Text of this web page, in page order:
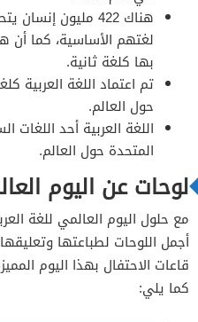
هناك 422 مليون
بها كلغة ثانية.
حول العالم.
اللغة العربية أحد
المتحدة حول العالم.
لوحات عن اليوم
مع حلول اليوم العالمي للغة
أجمل اللوحات لطباعتها
قاعات الاحتفال بهذا اليوم
كما يلي: